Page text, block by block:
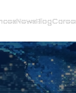
NewsBlog
NewsBlog